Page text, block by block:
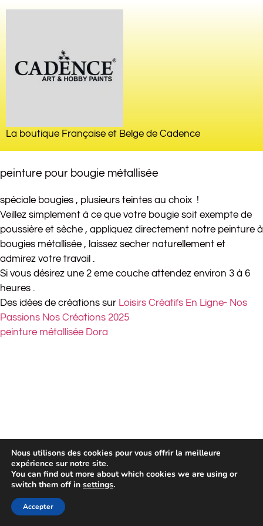
La boutique Française et Belge de Cadence
peinture pour bougie métallisée
spéciale bougies , plusieurs teintes au choix !
Veillez simplement à ce que votre bougie soit exempte de
poussière et sèche , appliquez directement notre peinture à
bougies métallisée , laissez secher naturellement et
admirez votre travail .
Si vous désirez une 2 eme couche attendez environ 3 à 6
heures .
Des idées de créations sur Loisirs Créatifs En Ligne- Nos
Passions Nos Créations 2025
peinture métallisée Dora
Nous utilisons des cookies pour vous offrir la meilleure
expérience sur notre site.
You can find out more about which cookies we are using or
switch them off in settings.
Accepter